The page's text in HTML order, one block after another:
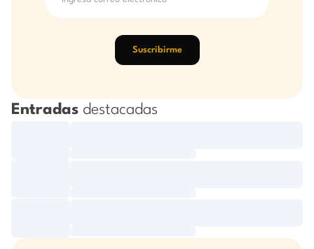
Suscribirme
Entradas destacadas